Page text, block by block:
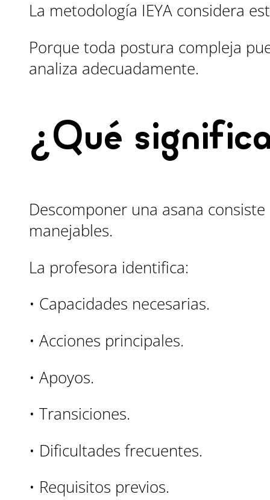
La metodología IEYA considera
Porque toda postura compleja
analiza adecuadamente.
¿Qué
Descomponer una asana
manejables.
La profesora identifica:
• Capacidades necesarias.
• Acciones principales.
• Apoyos.
• Transiciones.
• Dificultades frecuentes.
• Requisitos previos.